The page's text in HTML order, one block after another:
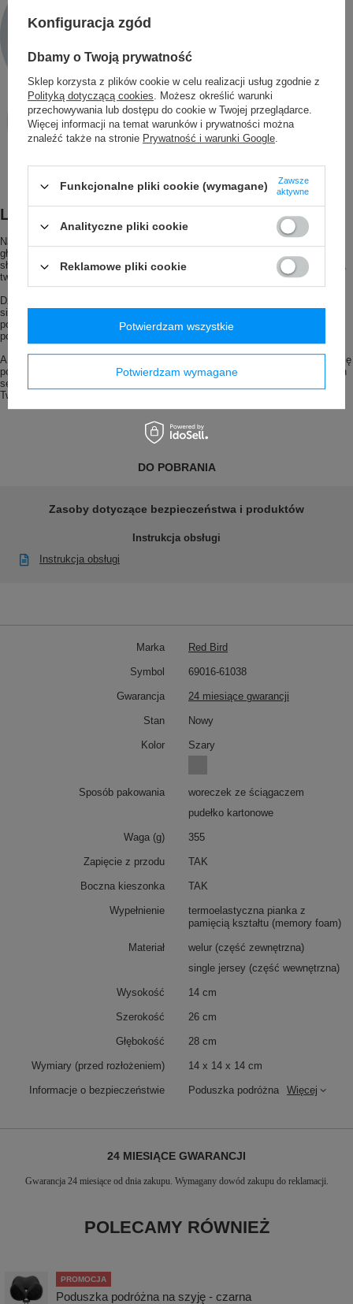
Lekkość i niewielki rozmiar
Nasza poduszka to absolutne mistrzostwo w wyprofilowaniu, zapewniając
głowie doskonałe oparcie w wielu punktach. Specjalne wyprofilowanie pod
słuchawki nauszne gwarantuje komfort podczas relaksu z ulubioną muzyką,
tworząc idealne miejsce dla dźwięku i odpoczynku.
Dzięki łagodnemu łukowi z tyłu, teraz nawet twarda ławka na lotnisku staje
się wygodnym miejscem odpoczynku. Odkryj nowoczesne podejście do
podróżowania i zrelaksuj się, podpierając swą głowę naszą innowacyjną
poduszką.
A to nie koniec! Wyprofilowanie pod łuki ramion minimalizuje przesuwanie się
poduszki, zapewniając stabilność i komfort na najwyższym poziomie. Niech
sen stanie się nowoczesnym doświadczeniem, a nasza poduszka będzie
Twoim doskonałym towarzyszem.
DO POBRANIA
Zasoby dotyczące bezpieczeństwa i produktów
Instrukcja obsługi
Instrukcja obsługi
Marka Red Bird
Symbol 69016-61038
Gwarancja 24 miesiące gwarancji
Stan Nowy
Kolor Szary
Sposób pakowania
woreczek ze ściągaczem
pudełko kartonowe
Waga (g) 355
Zapięcie z przodu TAK
Boczna kieszonka TAK
Wypełnienie
termoelastyczna pianka z
pamięcią kształtu (memory foam)
Materiał
welur (część zewnętrzna)
single jersey (część wewnętrzna)
Wysokość 14 cm
Szerokość 26 cm
Głębokość 28 cm
Wymiary (przed rozłożeniem) 14 x 14 x 14 cm
Informacje o bezpieczeństwie Poduszka podróżna Więcej
24 MIESIĄCE GWARANCJI
Gwarancja 24 miesiące od dnia zakupu. Wymagany dowód zakupu do reklamacji.
POLECAMY RÓWNIEŻ
PROMOCJA
Poduszka podróżna na szyję - czarna
Konfiguracja zgód
Dbamy o Twoją prywatność
Sklep korzysta z plików cookie w celu realizacji usług zgodnie z
Polityką dotyczącą cookies. Możesz określić warunki
przechowywania lub dostępu do cookie w Twojej przeglądarce.
Więcej informacji na temat warunków i prywatności można
znaleźć także na stronie Prywatność i warunki Google.
Funkcjonalne pliki cookie (wymagane)
Zawsze
aktywne
Analityczne pliki cookie
Reklamowe pliki cookie
Potwierdzam wymagane
Potwierdzam wszystkie